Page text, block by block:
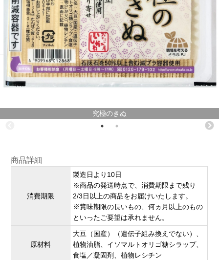
究極のきぬ
商品詳細
消費期限
製造日より10日
※商品の発送時点で、消費期限まで残り
2/3日以上の商品をお届けいたします。
※賞味期限の長いもの、何ヵ月以上のもの
といったご要望は承れません。
原材料
大豆（国産）（遺伝子組み換えでない）、
植物油脂、イソマルトオリゴ糖シラップ、
食塩／凝固剤、植物レシチン